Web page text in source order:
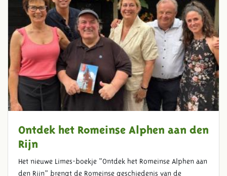
Ontdek het Romeinse Alphen aan den
Rijn
Het nieuwe Limes-boekje “Ontdek het Romeinse Alphen aan
den Rijn” brengt de Romeinse geschiedenis van de